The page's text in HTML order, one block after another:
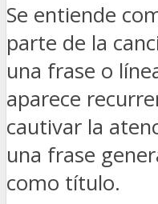
Se entiende
parte de la
una frase o
aparece
cautivar la
una frase
como título.